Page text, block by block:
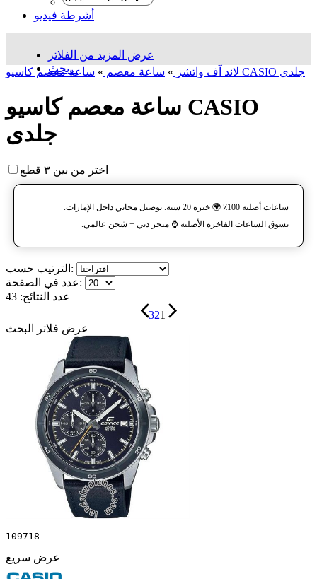
أشرطة فيديو
عرض المزيد من الفلاتر
بحث...
لاند آف واتشز » ساعة معصم » ساعة معصم کاسیو CASIO جلدی
ساعة معصم کاسیو CASIO
جلدی
اختر من بين ٣ قطع
ساعات أصلية 100٪ 🌍 خبرة 20 سنة. توصيل مجاني داخل الإمارات.
تسوق الساعات الفاخرة الأصلية ⌚️ متجر دبي + شحن عالمي.
الترتيب حسب:
عدد في الصفحة:
عدد النتائج: 43
321
عرض فلاتر البحث
109718
عرض سريع